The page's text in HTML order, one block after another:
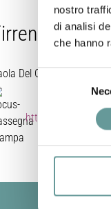
nostro
di analisi
che hanno
Selezione
Del Carlo per due
http://